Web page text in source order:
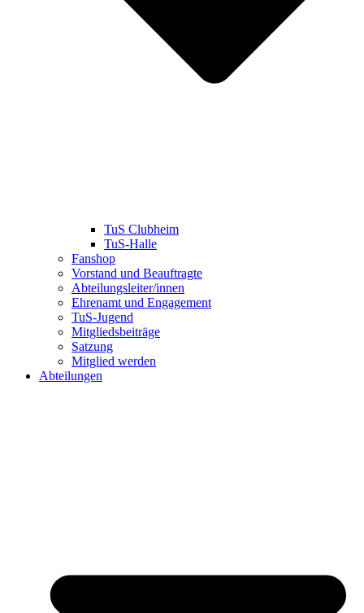
TuS Clubheim
TuS-Halle
Fanshop
Vorstand und Beauftragte
Abteilungsleiter/innen
Ehrenamt und Engagement
TuS-Jugend
Mitgliedsbeiträge
Satzung
Mitglied werden
Abteilungen